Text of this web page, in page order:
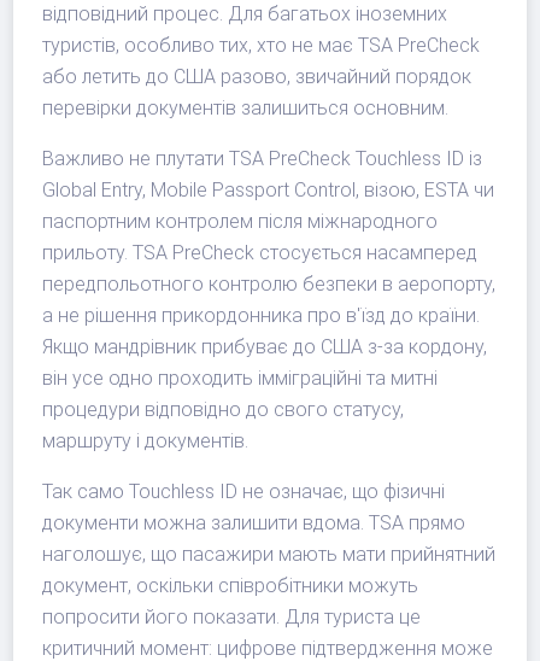
відповідний процес. Для багатьох іноземних
туристів, особливо тих, хто не має TSA PreCheck
або летить до США разово, звичайний порядок
перевірки документів залишиться основним.
Важливо не плутати TSA PreCheck Touchless ID із
Global Entry, Mobile Passport Control, візою, ESTA чи
паспортним контролем після міжнародного
прильоту. TSA PreCheck стосується насамперед
передпольотного контролю безпеки в аеропорту,
а не рішення прикордонника про в'їзд до країни.
Якщо мандрівник прибуває до США з-за кордону,
він усе одно проходить імміграційні та митні
процедури відповідно до свого статусу,
маршруту і документів.
Так само Touchless ID не означає, що фізичні
документи можна залишити вдома. TSA прямо
наголошує, що пасажири мають мати прийнятний
документ, оскільки співробітники можуть
попросити його показати. Для туриста це
критичний момент: цифрове підтвердження може